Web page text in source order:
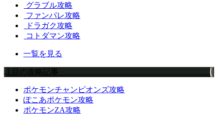
グラブル攻略
ファンパレ攻略
ドラガク攻略
コトダマン攻略
一覧を見る
注目の攻略記事
ポケモンチャンピオンズ攻略
ぽこあポケモン攻略
ポケモンZA攻略